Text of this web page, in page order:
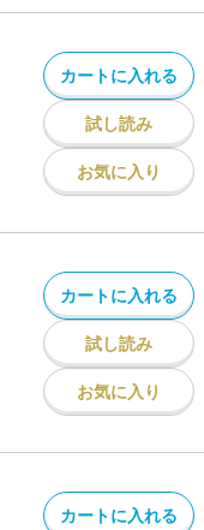
カートに入れる
試し読み
お気に入り
カートに入れる
試し読み
お気に入り
カートに入れる